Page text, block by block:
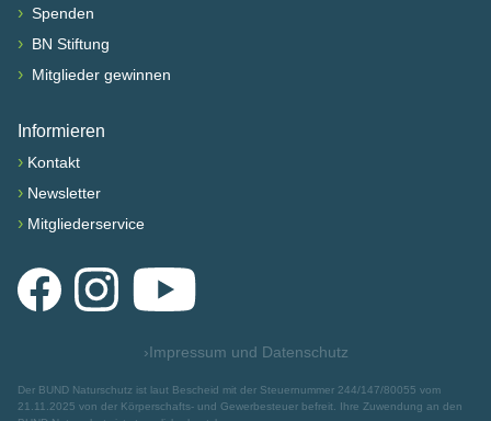
› Spenden
› BN Stiftung
› Mitglieder gewinnen
Informieren
› Kontakt
› Newsletter
› Mitgliederservice
FacebookInstagramYouTube
›Impressum und Datenschutz
Der BUND Naturschutz ist laut Bescheid mit der Steuernummer 244/147/80055 vom
21.11.2025 von der Körperschafts- und Gewerbesteuer befreit. Ihre Zuwendung an den